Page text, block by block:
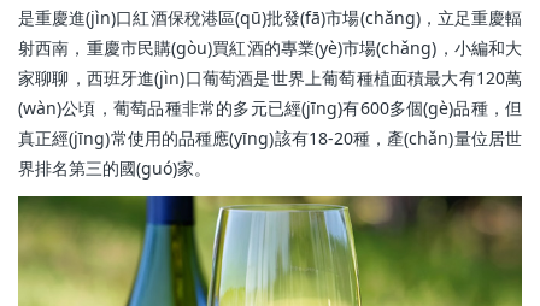
是重慶進(jìn)口紅酒保稅港區(qū)批發(fā)市場(chǎng)，立足重慶輻
射西南，重慶市民購(gòu)買紅酒的專業(yè)市場(chǎng)，小編和大
家聊聊，西班牙進(jìn)口葡萄酒是世界上葡萄種植面積最大有120萬
(wàn)公頃，葡萄品種非常的多元已經(jīng)有600多個(gè)品種，但
真正經(jīng)常使用的品種應(yīng)該有18-20種，產(chǎn)量位居世
界排名第三的國(guó)家。